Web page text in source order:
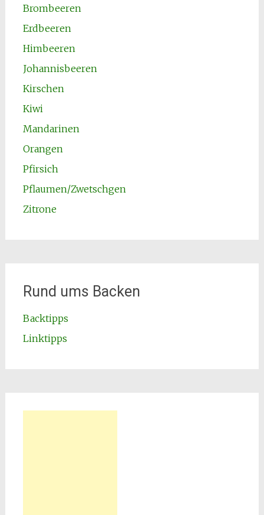
Brombeeren
Erdbeeren
Himbeeren
Johannisbeeren
Kirschen
Kiwi
Mandarinen
Orangen
Pfirsich
Pflaumen/Zwetschgen
Zitrone
Rund ums Backen
Backtipps
Linktipps